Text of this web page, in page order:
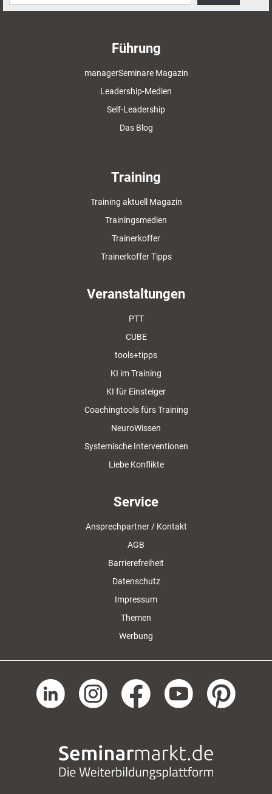
Führung
managerSeminare Magazin
Leadership-Medien
Self-Leadership
Das Blog
Training
Training aktuell Magazin
Trainingsmedien
Trainerkoffer
Trainerkoffer Tipps
Veranstaltungen
PTT
CUBE
tools+tipps
KI im Training
KI für Einsteiger
Coachingtools fürs Training
NeuroWissen
Systemische Interventionen
Liebe Konflikte
Service
Ansprechpartner / Kontakt
AGB
Barrierefreiheit
Datenschutz
Impressum
Themen
Werbung